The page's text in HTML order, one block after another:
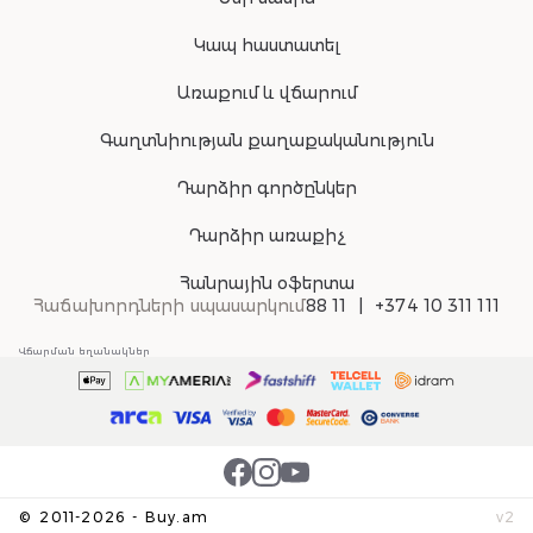
Կապ հաստատել
Առաքում և վճարում
Գաղտնիության քաղաքականություն
Դարձիր գործընկեր
Դարձիր առաքիչ
Հանրային օֆերտա
Հաճախորդների սպասարկում88 11 +374 10 311 111
© 2011-2026 - Buy.am v2
Վճարման եղանակներ